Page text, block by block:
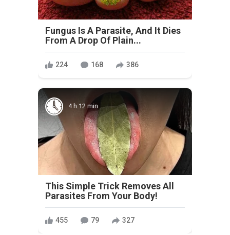
Fungus Is A Parasite, And It Dies
From A Drop Of Plain...
224 168 386
4 h 12 min
This Simple Trick Removes All
Parasites From Your Body!
455 79 327